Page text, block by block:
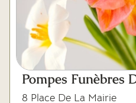
Pompes Funèbres
8 Place De La Mairie